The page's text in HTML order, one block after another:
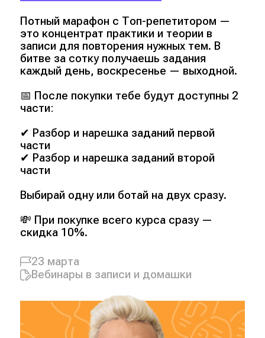
Потный марафон с Топ-репетитором —
это концентрат практики и теории в
записи для повторения нужных тем. В
битве за сотку получаешь задания
каждый день, воскресенье — выходной.
📅 После покупки тебе будут доступны 2
части:
✔ Разбор и нарешка заданий первой
части
✔ Разбор и нарешка заданий второй
части
Выбирай одну или ботай на двух сразу.
💸 При покупке всего курса сразу —
скидка 10%.
23 марта
Вебинары в записи и домашки